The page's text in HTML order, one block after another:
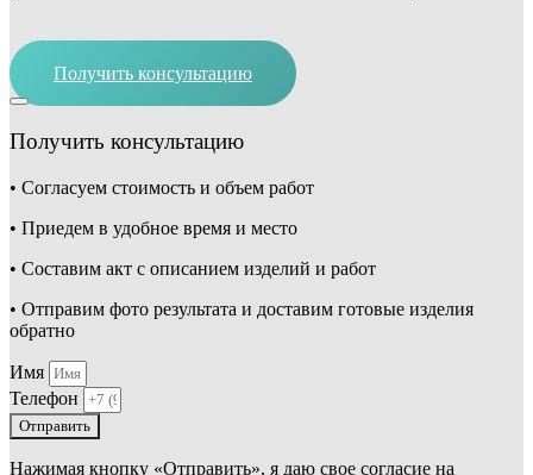
Получить консультацию
Получить консультацию
• Согласуем стоимость и объем работ
• Приедем в удобное время и место
• Составим акт с описанием изделий и работ
• Отправим фото результата и доставим готовые изделия
обратно
Имя
Телефон
Отправить
Нажимая кнопку «Отправить», я даю свое согласие на